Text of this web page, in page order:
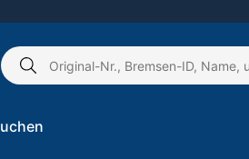
Schlagwort